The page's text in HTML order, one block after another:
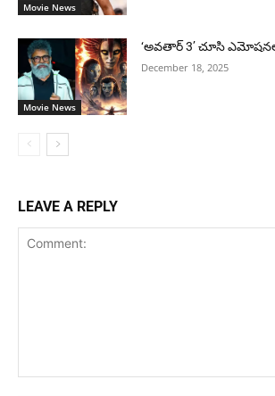
Movie News
Movie News
‘అవతార్ 3’ చూసి
December 18, 2025
LEAVE A REPLY